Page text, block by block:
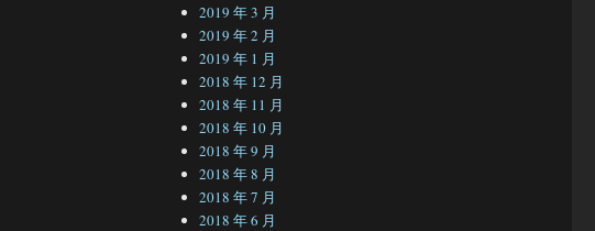
2019 年 3 月
2019 年 2 月
2019 年 1 月
2018 年 12 月
2018 年 11 月
2018 年 10 月
2018 年 9 月
2018 年 8 月
2018 年 7 月
2018 年 6 月